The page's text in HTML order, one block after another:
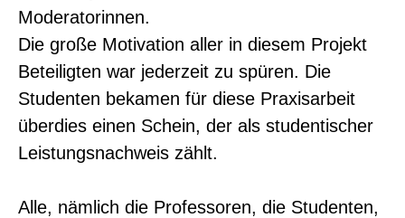
Moderatorinnen.
Die große Motivation aller in diesem Projekt
Beteiligten war jederzeit zu spüren. Die
Studenten bekamen für diese Praxisarbeit
überdies einen Schein, der als studentischer
Leistungsnachweis zählt.
Alle, nämlich die Professoren, die Studenten,